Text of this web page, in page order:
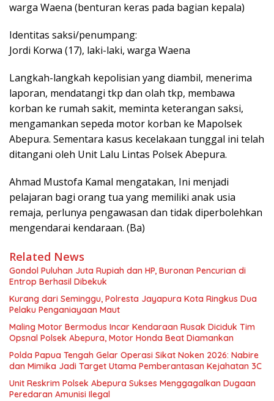
warga Waena (benturan keras pada bagian kepala)
Identitas saksi/penumpang:
Jordi Korwa (17), laki-laki, warga Waena
Langkah-langkah kepolisian yang diambil, menerima
laporan, mendatangi tkp dan olah tkp, membawa
korban ke rumah sakit, meminta keterangan saksi,
mengamankan sepeda motor korban ke Mapolsek
Abepura. Sementara kasus kecelakaan tunggal ini telah
ditangani oleh Unit Lalu Lintas Polsek Abepura.
Ahmad Mustofa Kamal mengatakan, Ini menjadi
pelajaran bagi orang tua yang memiliki anak usia
remaja, perlunya pengawasan dan tidak diperbolehkan
mengendarai kendaraan. (Ba)
Related News
Gondol Puluhan Juta Rupiah dan HP, Buronan Pencurian di
Entrop Berhasil Dibekuk
Kurang dari Seminggu, Polresta Jayapura Kota Ringkus Dua
Pelaku Penganiayaan Maut
Maling Motor Bermodus Incar Kendaraan Rusak Diciduk Tim
Opsnal Polsek Abepura, Motor Honda Beat Diamankan
Polda Papua Tengah Gelar Operasi Sikat Noken 2026: Nabire
dan Mimika Jadi Target Utama Pemberantasan Kejahatan 3C
Unit Reskrim Polsek Abepura Sukses Menggagalkan Dugaan
Peredaran Amunisi Ilegal